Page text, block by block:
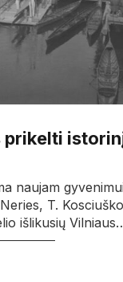
prikelti
naujam
T.
išlikusių